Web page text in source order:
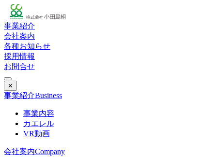
事業紹介
会社案内
各種お知らせ
採用情報
お問合せ
✕
事業紹介Business
事業内容
カエレル
VR動画
会社案内Company